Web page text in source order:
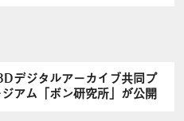
デジタルアーカイブ共同プ
アム「ボン研究所」が公開